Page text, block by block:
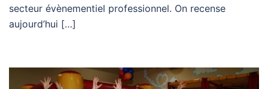
secteur évènementiel professionnel. On recense
aujourd’hui […]